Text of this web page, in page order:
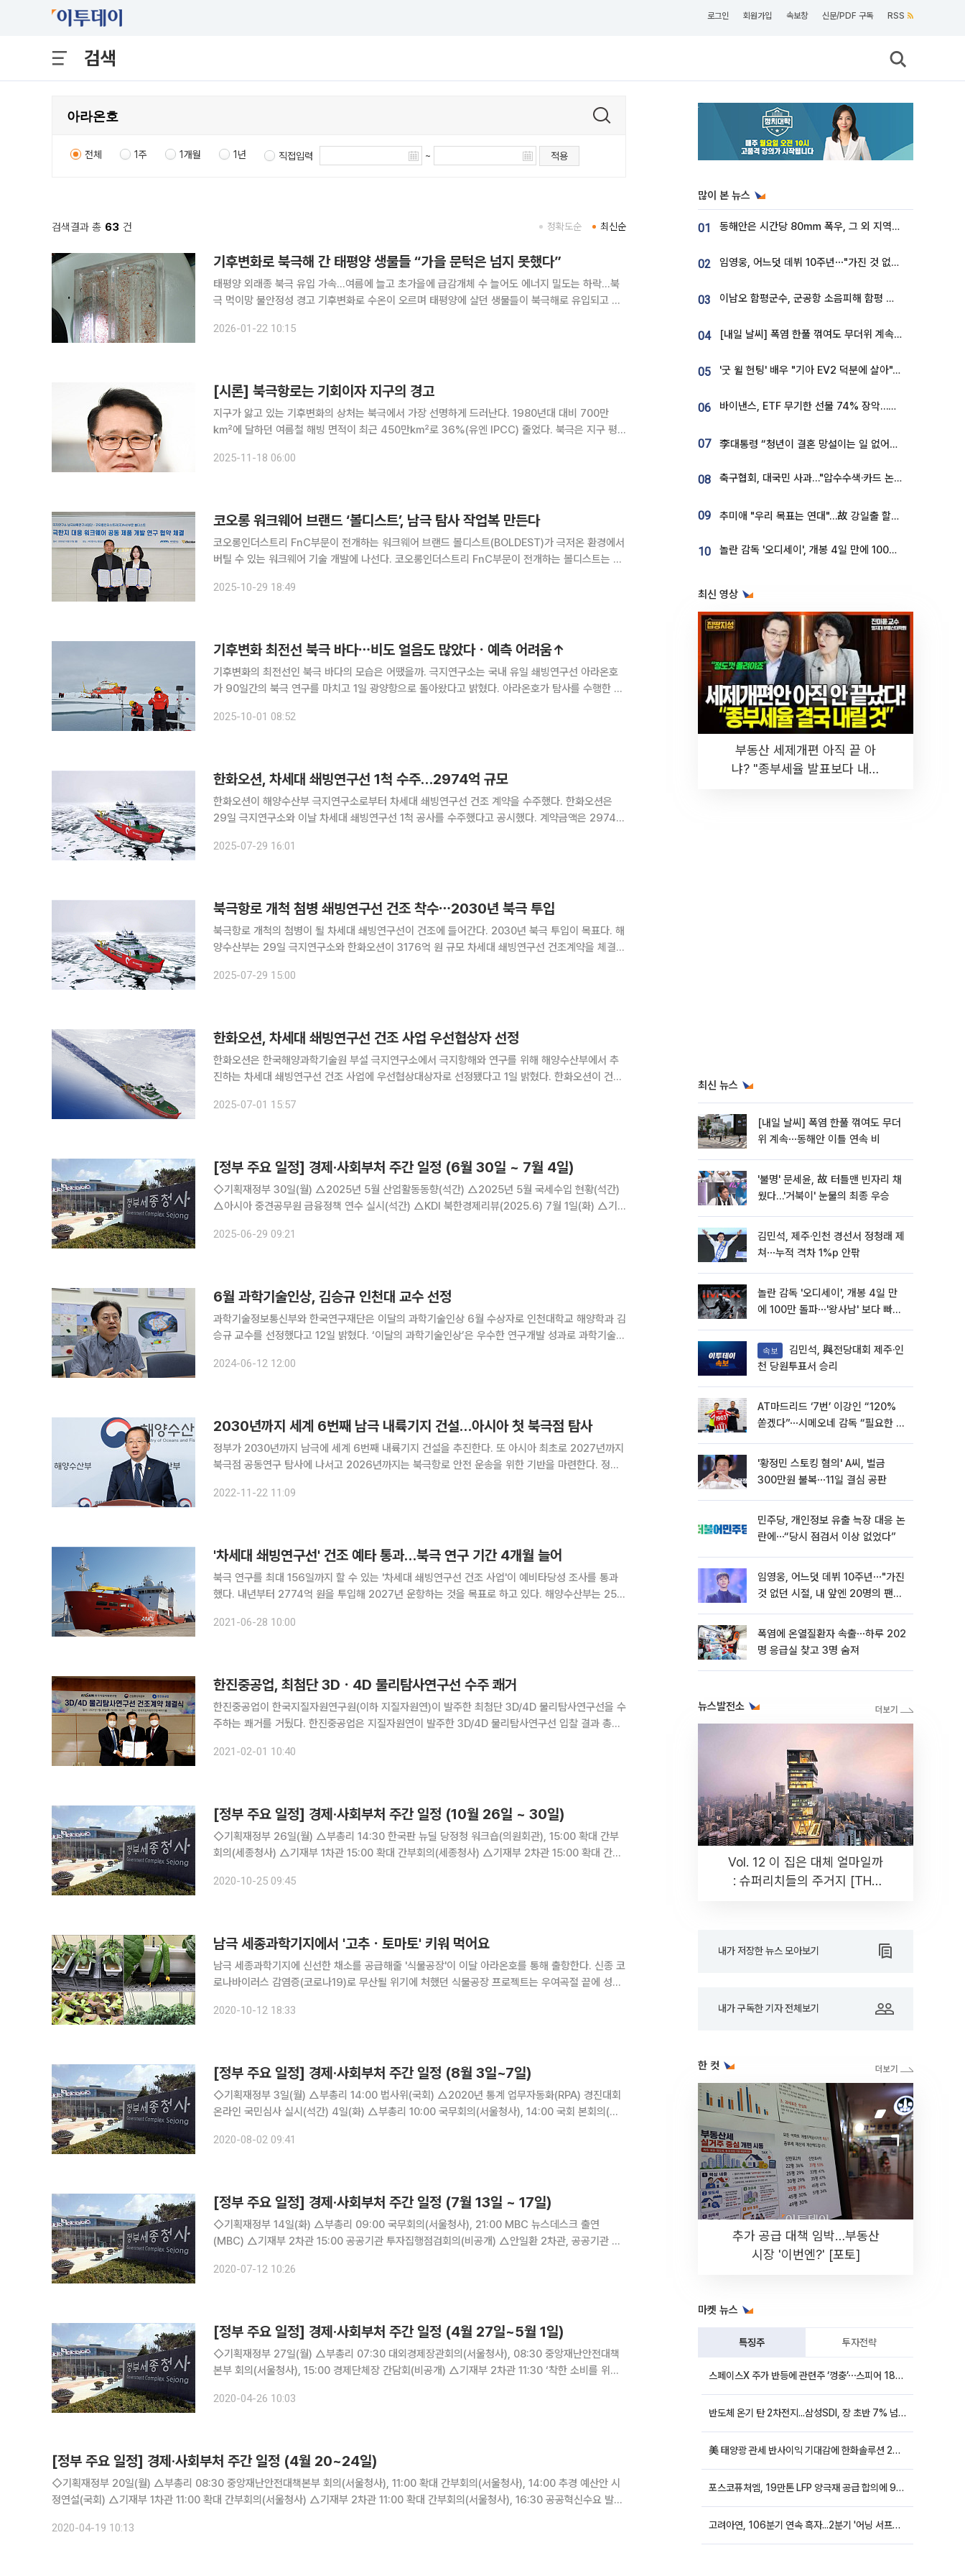
로그인 회원가입 속보창 신문/PDF 구독 RSS
검색
전체 1주 1개월 1년 직접입력 ~ 적용
검색결과 총 63 건 최신순
정확도순
기후변화로 북극해 간 태평양 생물들 “가을 문턱은 넘지 못했다”
태평양 외래종 북극 유입 가속…여름에 늘고 초가을에 급감개체 수 늘어도 에너지 밀도는 하락…북
극 먹이망 불안정성 경고 기후변화로 수온이 오르며 태평양에 살던 생물들이 북극해로 유입되고 있
어들며 급격히 사라지면서 북극 생태계가 불안정한 계절 전환을 겪고 있다는
2026-01-22 10:15
[시론] 북극항로는 기회이자 지구의 경고
지구가 앓고 있는 기후변화의 상처는 북극에서 가장 선명하게 드러난다. 1980년대 대비 700만
㎢에 달하던 여름철 해빙 면적이 최근 450만㎢로 36%(유엔 IPCC) 줄었다. 북극은 지구 평
철 해빙이 완전히 사라질 가능성도 제기된다. 이 변화는 단순한 자연현
2025-11-18 06:00
코오롱 워크웨어 브랜드 ‘볼디스트’, 남극 탐사 작업복 만든다
코오롱인더스트리 FnC부문이 전개하는 워크웨어 브랜드 볼디스트(BOLDEST)가 극저온 환경에서
버틸 수 있는 워크웨어 기술 개발에 나선다. 코오롱인더스트리 FnC부문이 전개하는 볼디스트는 27
2025-10-29 18:49
기후변화 최전선 북극 바다⋯비도 얼음도 많았다ㆍ예측 어려움↑
기후변화의 최전선인 북극 바다의 모습은 어땠을까. 극지연구소는 국내 유일 쇄빙연구선 아라온호
가 90일간의 북극 연구를 마치고 1일 광양항으로 돌아왔다고 밝혔다. 아라온호가 탐사를 수행한 태
해빙 분포는 해류와 바람의 영향 등으로 추정되며, 북극에서 일어나는
2025-10-01 08:52
한화오션, 차세대 쇄빙연구선 1척 수주…2974억 규모
한화오션이 해양수산부 극지연구소로부터 차세대 쇄빙연구선 건조 계약을 수주했다. 한화오션은
29일 극지연구소와 이날 차세대 쇄빙연구선 1척 공사를 수주했다고 공시했다. 계약금액은 2974억
사업은 2029년 12월까지 세계적 수준의 쇄빙연구선 건조가 목
2025-07-29 16:01
북극항로 개척 첨병 쇄빙연구선 건조 착수⋯2030년 북극 투입
북극항로 개척의 첨병이 될 차세대 쇄빙연구선이 건조에 들어간다. 2030년 북극 투입이 목표다. 해
양수산부는 29일 극지연구소와 한화오션이 3176억 원 규모 차세대 쇄빙연구선 건조계약을 체결한
수준의 쇄빙연구선을 건조하는 것을 목표로 하고 있다. 차세대
2025-07-29 15:00
한화오션, 차세대 쇄빙연구선 건조 사업 우선협상자 선정
한화오션은 한국해양과학기술원 부설 극지연구소에서 극지항해와 연구를 위해 해양수산부에서 추
진하는 차세대 쇄빙연구선 건조 사업에 우선협상대상자로 선정됐다고 1일 밝혔다. 한화오션이 건조
2025-07-01 15:57
[정부 주요 일정] 경제·사회부처 주간 일정 (6월 30일 ~ 7월 4일)
◇기획재정부 30일(월) △2025년 5월 산업활동동향(석간) △2025년 5월 국세수입 현황(석간)
△아시아 중견공무원 금융정책 연수 실시(석간) △KDI 북한경제리뷰(2025.6) 7월 1일(화) △기
기부터 이렇게 달라집니다｣책자
2025-06-29 09:21
6월 과학기술인상, 김승규 인천대 교수 선정
과학기술정보통신부와 한국연구재단은 이달의 과학기술인상 6월 수상자로 인천대학교 해양학과 김
승규 교수를 선정했다고 12일 밝혔다. ‘이달의 과학기술인상’은 우수한 연구개발 성과로 과학기술
는 상이다. 과기정통부와 연구재단은 김승규 교수가 해양미세플라스틱 교란효과
2024-06-12 12:00
2030년까지 세계 6번째 남극 내륙기지 건설…아시아 첫 북극점 탐사
정부가 2030년까지 남극에 세계 6번째 내륙기지 건설을 추진한다. 또 아시아 최초로 2027년까지
북극점 공동연구 탐사에 나서고 2026년까지는 북극항로 안전 운송을 위한 기반을 마련한다. 정부
2022-11-22 11:09
'차세대 쇄빙연구선' 건조 예타 통과…북극 연구 기간 4개월 늘어
북극 연구를 최대 156일까지 할 수 있는 '차세대 쇄빙연구선 건조 사업'이 예비타당성 조사를 통과
했다. 내년부터 2774억 원을 투입해 2027년 운항하는 것을 목표로 하고 있다. 해양수산부는 25일
2021-06-28 10:00
한진중공업, 최첨단 3Dㆍ4D 물리탐사연구선 수주 쾌거
한진중공업이 한국지질자원연구원(이하 지질자원연)이 발주한 최첨단 3D/4D 물리탐사연구선을 수
주하는 쾌거를 거뒀다. 한진중공업은 지질자원연이 발주한 3D/4D 물리탐사연구선 입찰 결과 총
계약 체결식은 지질자원연 김복철 원장, 한진중공업 이병모 사장, 산
2021-02-01 10:40
[정부 주요 일정] 경제·사회부처 주간 일정 (10월 26일 ~ 30일)
◇기획재정부 26일(월) △부총리 14:30 한국판 뉴딜 당정청 워크숍(의원회관), 15:00 확대 간부
회의(세종청사) △기재부 1차관 15:00 확대 간부회의(세종청사) △기재부 2차관 15:00 확대 간부
아 대상 코로나19 긴급자금 2억불 신규 지원
2020-10-25 09:45
남극 세종과학기지에서 '고추ㆍ토마토' 키워 먹어요
남극 세종과학기지에 신선한 채소를 공급해줄 '식물공장'이 이달 아라온호를 통해 출항한다. 신종 코
로나바이러스 감염증(코로나19)로 무산될 위기에 처했던 식물공장 프로젝트는 우여곡절 끝에 성사
농진청은 극지연구소와 협력해 식물공장을 쇄빙연구선인 아라온호에
2020-10-12 18:33
[정부 주요 일정] 경제·사회부처 주간 일정 (8월 3일~7일)
◇기획재정부 3일(월) △부총리 14:00 법사위(국회) △2020년 통계 업무자동화(RPA) 경진대회
온라인 국민심사 실시(석간) 4일(화) △부총리 10:00 국무회의(서울청사), 14:00 국회 본회의(국
(석간) △2020년 7
2020-08-02 09:41
[정부 주요 일정] 경제·사회부처 주간 일정 (7월 13일 ~ 17일)
◇기획재정부 14일(화) △부총리 09:00 국무회의(서울청사), 21:00 MBC 뉴스데스크 출연
(MBC) △기재부 2차관 15:00 공공기관 투자집행점검회의(비공개) △안일환 2차관, 공공기관 투
08:30 중앙재난안전대책본부 회의(
2020-07-12 10:26
[정부 주요 일정] 경제·사회부처 주간 일정 (4월 27일~5월 1일)
◇기획재정부 27일(월) △부총리 07:30 대외경제장관회의(서울청사), 08:30 중앙재난안전대책
본부 회의(서울청사), 15:00 경제단체장 간담회(비공개) △기재부 2차관 11:30 ‘착한 소비를 위한
전문딜러(PD) 운영에 관한 규정 개정
2020-04-26 10:03
[정부 주요 일정] 경제·사회부처 주간 일정 (4월 20~24일)
◇기획재정부 20일(월) △부총리 08:30 중앙재난안전대책본부 회의(서울청사), 11:00 확대 간부회의(서울청사), 14:00 추경 예산안 시
정연설(국회) △기재부 1차관 11:00 확대 간부회의(서울청사) △기재부 2차관 11:00 확대 간부회의(서울청사), 16:30 공공혁신수요 발굴
2020-04-19 10:13
많이 본 뉴스
01 동해안은 시간당 80㎜ 폭우, 그 외 지역은 폭염…‘극과 극 날씨’
02 임영웅, 어느덧 데뷔 10주년⋯"가진 것 없던 시절, 내 앞엔 20명의 팬뿐"
03 이남오 함평군수, 군공항 소음피해 함평 보상 요구
04 [내일 날씨] 폭염 한풀 꺾여도 무더위 계속⋯동해안 이틀 연속 비
05 '굿 윌 헌팅' 배우 "기아 EV2 덕분에 살아"…교통사고 후 안전성 극찬
06 바이낸스, ETF 무기한 선물 74% 장악…한국 레버리지 ETF 거래 급증 [e가상자산]
07 李대통령 “청년이 결혼 망설이는 일 없어야...제도상 불이익 조사”
08 축구협회, 대국민 사과…"압수수색·카드 논란 사죄, 강도 높은 쇄신"
09 추미애 "우리 목표는 연대"…故 강일출 할머니 흉상 제막
10 놀란 감독 '오디세이', 개봉 4일 만에 100만 돌파⋯'왕사남' 보다 빠르다
최신 영상
부동산 세제개편 아직 끝 아
냐? "종부세율 발표보다 내릴
최신 뉴스
[내일 날씨] 폭염 한풀 꺾여도 무더
위 계속⋯동해안 이틀 연속 비
'불명' 문세윤, 故 터틀맨 빈자리 채
웠다…'거북이' 눈물의 최종 우승
김민석, 제주·인천 경선서 정청래 제
쳐⋯누적 격차 1%p 안팎
놀란 감독 '오디세이', 개봉 4일 만
에 100만 돌파⋯'왕사남' 보다 빠르
속보
천 당원투표서 승리
AT마드리드 ‘7번’ 이강인 “120%
쏟겠다”⋯시메오네 감독 “필요한 선
'황정민 스토킹 혐의' A씨, 벌금
300만원 불복⋯11일 결심 공판
민주당, 개인정보 유출 늑장 대응 논
란에⋯“당시 점검서 이상 없었다”
임영웅, 어느덧 데뷔 10주년⋯"가진
것 없던 시절, 내 앞엔 20명의 팬
폭염에 온열질환자 속출⋯하루 202
명 응급실 찾고 3명 숨져
뉴스발전소
Vol. 12 이 집은 대체 얼마일까
: 슈퍼리치들의 주거지 [THE
내가 저장한 뉴스 모아보기
내가 구독한 기자 전체보기
한 컷
추가 공급 대책 임박…부동산
시장 '이번엔?' [포토]
마켓 뉴스
특징주 투자전략
스페이스X 주가 반등에 관련주 ‘껑충’⋯스피어 18%ㆍ에이치브이엠 12%↑
반도체 온기 탄 2차전지...삼성SDI, 장 초반 7% 넘게 껑충
美 태양광 관세 반사이익 기대감에 한화솔루션 20%대·OCI홀딩스 14%대 급등
포스코퓨처엠, 19만톤 LFP 양극재 공급 합의에 9%대 강세
고려아연, 106분기 연속 흑자...2분기 '어닝 서프라이즈'에 장 초반 12%대 강세